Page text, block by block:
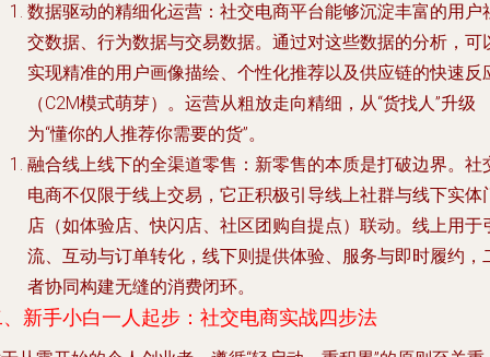
数据驱动的精细化运营 ：社交电商平台能够沉淀丰富的用户
交数据、行为数据与交易数据。通过对这些数据的分析，可
实现精准的用户画像描绘、个性化推荐以及供应链的快速反
（C2M模式萌芽）。运营从粗放走向精细，从“货找人”升级
为“懂你的人推荐你需要的货”。
融合线上线下的全渠道零售 ：新零售的本质是打破边界。社
电商不仅限于线上交易，它正积极引导线上社群与线下实体
店（如体验店、快闪店、社区团购自提点）联动。线上用于
流、互动与订单转化，线下则提供体验、服务与即时履约，
者协同构建无缝的消费闭环。
新手小白一人起步：社交电商实战四步法